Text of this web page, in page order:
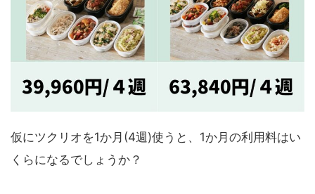
仮にツクリオを1か月(4週)使うと、1か月の利用料はい
くらになるでしょうか？